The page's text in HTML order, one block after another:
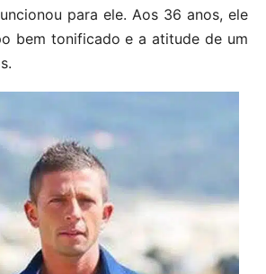
para ele. Aos 36 anos, ele
bem tonificado e a atitude de um